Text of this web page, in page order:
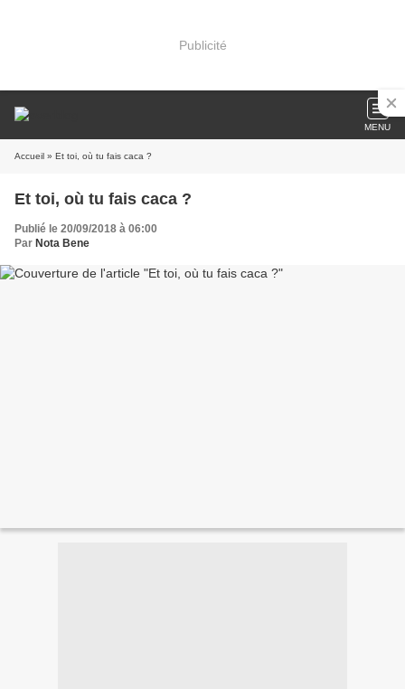
Publicité
MENU
Accueil » Et toi, où tu fais caca ?
Et toi, où tu fais caca ?
Publié le 20/09/2018 à 06:00
Par Nota Bene